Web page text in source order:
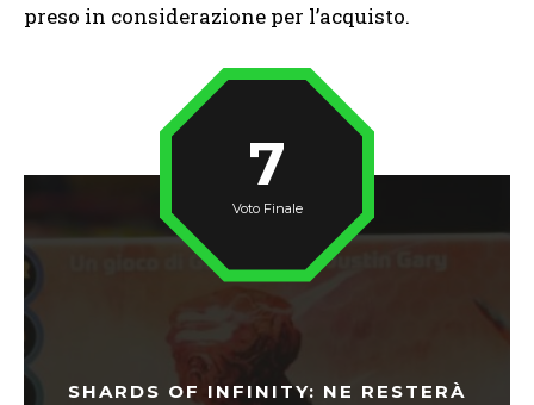
preso in considerazione per l’acquisto.
SHARDS OF INFINITY: NE RESTERÀ
7
Voto Finale